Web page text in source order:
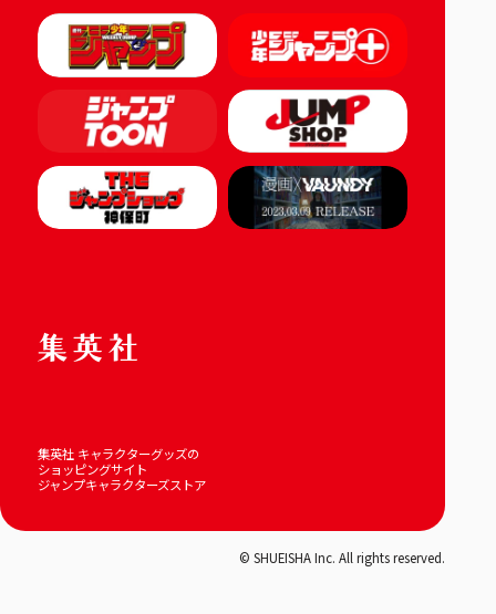
集英社 キャラクターグッズの
ショッピングサイト
ジャンプキャラクターズストア
© SHUEISHA Inc. All rights reserved.